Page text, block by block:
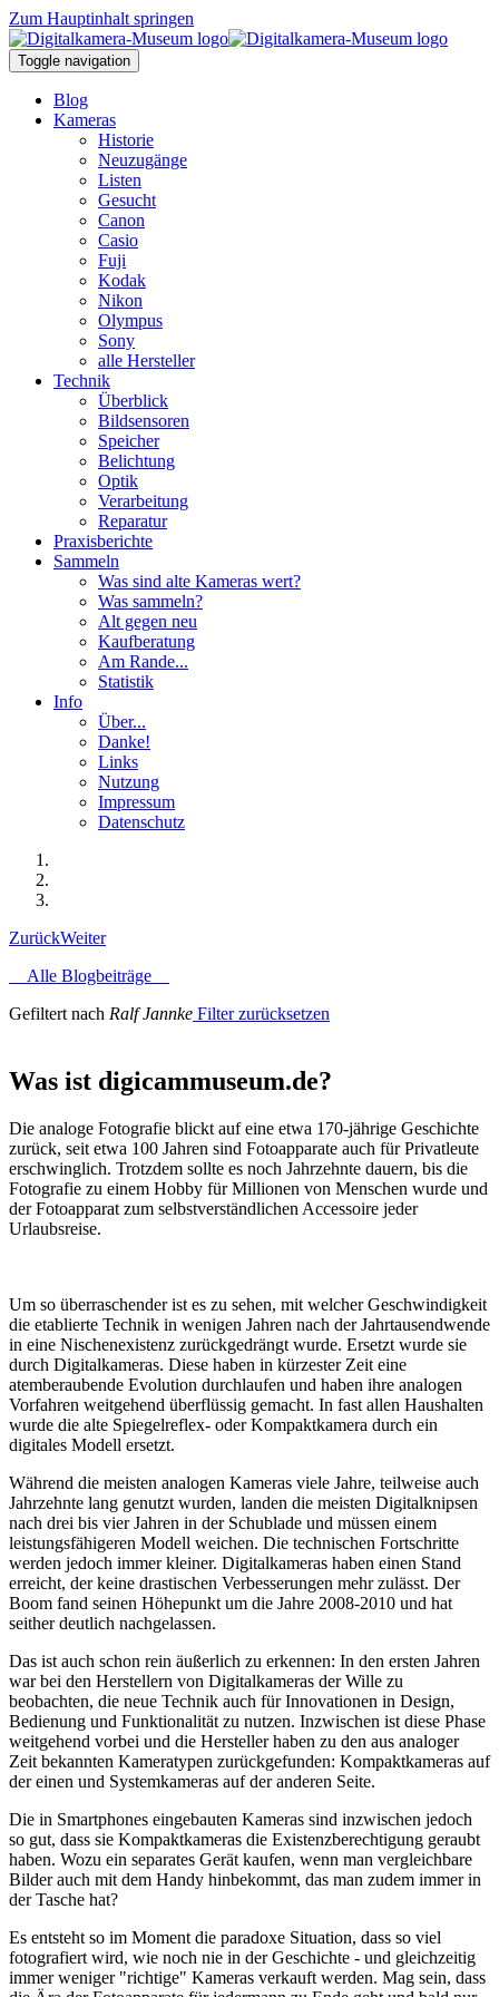
Zum Hauptinhalt springen
Toggle navigation
Blog
Kameras
Historie
Neuzugänge
Listen
Gesucht
Canon
Casio
Fuji
Kodak
Nikon
Olympus
Sony
alle Hersteller
Technik
Überblick
Bildsensoren
Speicher
Belichtung
Optik
Verarbeitung
Reparatur
Praxisberichte
Sammeln
Was sind alte Kameras wert?
Was sammeln?
Alt gegen neu
Kaufberatung
Am Rande...
Statistik
Info
Über...
Danke!
Links
Nutzung
Impressum
Datenschutz
ZurückWeiter
Alle Blogbeiträge
Gefiltert nach Ralf Jannke Filter zurücksetzen
Was ist digicammuseum.de?
Die analoge Fotografie blickt auf eine etwa 170-jährige Geschichte
zurück, seit etwa 100 Jahren sind Fotoapparate auch für Privatleute
erschwinglich. Trotzdem sollte es noch Jahrzehnte dauern, bis die
Fotografie zu einem Hobby für Millionen von Menschen wurde und
der Fotoapparat zum selbstverständlichen Accessoire jeder
Urlaubsreise.
Um so überraschender ist es zu sehen, mit welcher Geschwindigkeit
die etablierte Technik in wenigen Jahren nach der Jahrtausendwende
in eine Nischenexistenz zurückgedrängt wurde. Ersetzt wurde sie
durch Digitalkameras. Diese haben in kürzester Zeit eine
atemberaubende Evolution durchlaufen und haben ihre analogen
Vorfahren weitgehend überflüssig gemacht. In fast allen Haushalten
wurde die alte Spiegelreflex- oder Kompaktkamera durch ein
digitales Modell ersetzt.
Während die meisten analogen Kameras viele Jahre, teilweise auch
Jahrzehnte lang genutzt wurden, landen die meisten Digitalknipsen
nach drei bis vier Jahren in der Schublade und müssen einem
leistungsfähigeren Modell weichen. Die technischen Fortschritte
werden jedoch immer kleiner. Digitalkameras haben einen Stand
erreicht, der keine drastischen Verbesserungen mehr zulässt. Der
Boom fand seinen Höhepunkt um die Jahre 2008-2010 und hat
seither deutlich nachgelassen.
Das ist auch schon rein äußerlich zu erkennen: In den ersten Jahren
war bei den Herstellern von Digitalkameras der Wille zu
beobachten, die neue Technik auch für Innovationen in Design,
Bedienung und Funktionalität zu nutzen. Inzwischen ist diese Phase
weitgehend vorbei und die Hersteller haben zu den aus analoger
Zeit bekannten Kameratypen zurückgefunden: Kompaktkameras auf
der einen und Systemkameras auf der anderen Seite.
Die in Smartphones eingebauten Kameras sind inzwischen jedoch
so gut, dass sie Kompaktkameras die Existenzberechtigung geraubt
haben. Wozu ein separates Gerät kaufen, wenn man vergleichbare
Bilder auch mit dem Handy hinbekommt, das man zudem immer in
der Tasche hat?
Es entsteht so im Moment die paradoxe Situation, dass so viel
fotografiert wird, wie noch nie in der Geschichte - und gleichzeitig
immer weniger "richtige" Kameras verkauft werden. Mag sein, dass